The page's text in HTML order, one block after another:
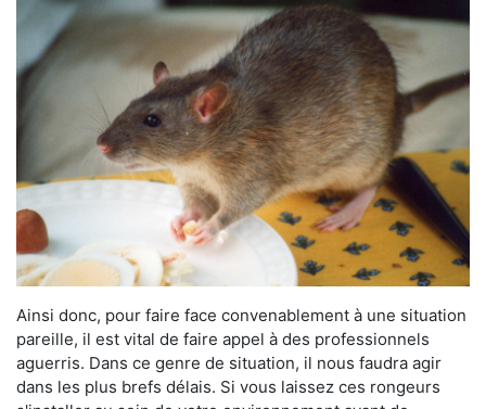
Ainsi donc, pour faire face convenablement à une situation
pareille, il est vital de faire appel à des professionnels
aguerris. Dans ce genre de situation, il nous faudra agir
dans les plus brefs délais. Si vous laissez ces rongeurs